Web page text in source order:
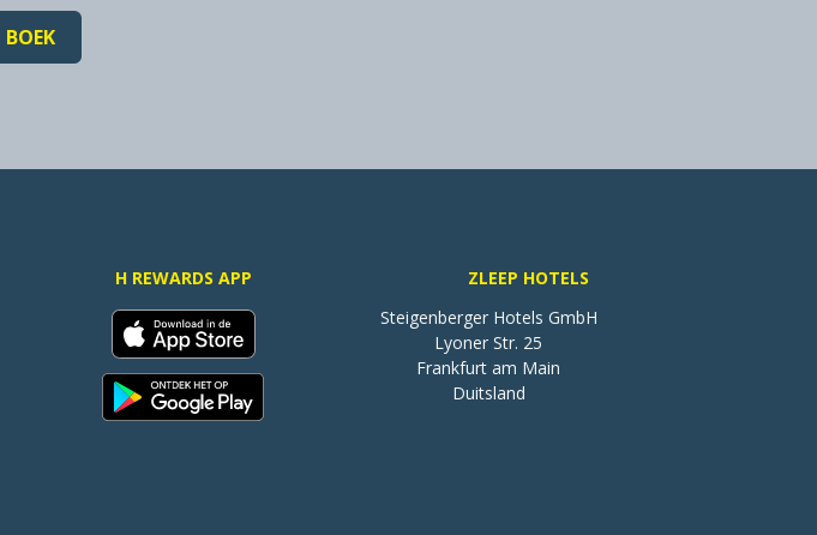
BOEK
H REWARDS APP
ZLEEP HOTELS
Steigenberger Hotels GmbH
Lyoner Str. 25
Frankfurt am Main
Duitsland